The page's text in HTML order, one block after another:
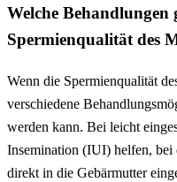
Welche Behandlungen
Spermienqualität des
Wenn die Spermienqualität
verschiedene
werden kann. Bei leicht
Insemination (IUI) helfen, bei
direkt in die Gebärmutter